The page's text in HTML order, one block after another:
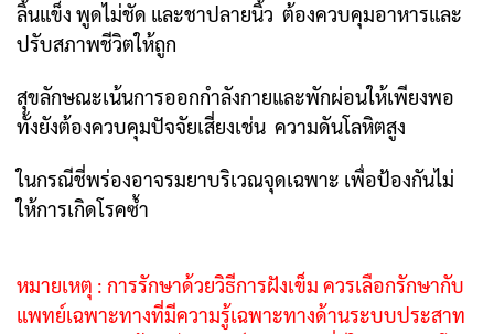
ลิ้นแข็ง พูดไม่ชัด และชาปลายนิ้ว ต้องควบคุมอาหารและ
ปรับสภาพชีวิตให้ถูก
สุขลักษณะเน้นการออกกำลังกายและพักผ่อนให้เพียงพอ
ทั้งยังต้องควบคุมปัจจัยเสี่ยงเช่น ความดันโลหิตสูง
ในกรณีชี่พร่องอาจรมยาบริเวณจุดเฉพาะ เพื่อป้องกันไม่
ให้การเกิดโรคซ้ำ
หมายเหตุ : การรักษาด้วยวิธีการฝังเข็ม ควรเลือกรักษากับ
แพทย์เฉพาะทางที่มีความรู้เฉพาะทางด้านระบบประสาท